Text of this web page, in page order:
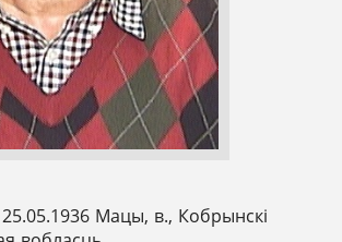
25.05.1936 Мацы, в., Кобрынскі